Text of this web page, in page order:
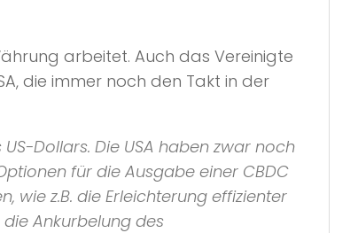
arbeitet. Auch das Vereinigte
die immer noch den Takt in der
Dollars. Die USA haben zwar noch
für die Ausgabe einer CBDC
wie z.B. die Erleichterung effizienter
Ankurbelung des